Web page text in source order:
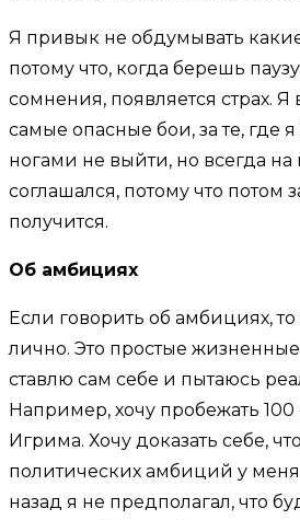
Я привык не обдумывать
потому что, когда берешь
сомнения, появляется страх. Я
самые опасные бои, за те, где
ногами не выйти, но всегда на
соглашался, потому что потом
получится.
Об амбициях
Если говорить об амбициях,
лично. Это простые
ставлю сам себе и пытаюсь
Например, хочу пробежать
Игрима. Хочу доказать себе,
политических амбиций у меня
назад я не предполагал, что